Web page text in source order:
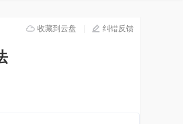
收藏到云盘 纠错反馈